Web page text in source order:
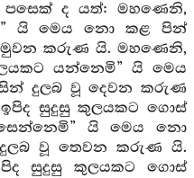
ද යත්: මහණෙනි,
යි මෙය නො කළ පින්
කරුණ යි. මහණෙනි,
යන්නෙමි” යි මෙය
දුලබ වූ දෙවන කරුණ
සුදුසු කුලයකට ගොස්
යි මෙය නො
වූ තෙවන කරුණ යි.
සුදුසු කුලයකට ගොස්